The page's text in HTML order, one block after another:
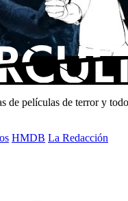
de películas de terror y todo
HMDB La Redacción